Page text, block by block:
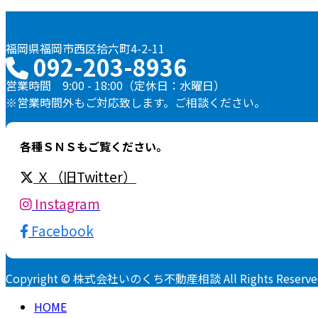
福岡県福岡市西区拾六町4-2-11
092-203-8936
営業時間 9:00 - 18:00（定休日：水曜日）
※営業時間外もご対応致します。ご相談ください。
各種ＳＮＳもご覧ください。
Ｘ（旧Twitter）
Instagram
Facebook
Copyright © 株式会社いのくち不動産相談 All Rights
HOME